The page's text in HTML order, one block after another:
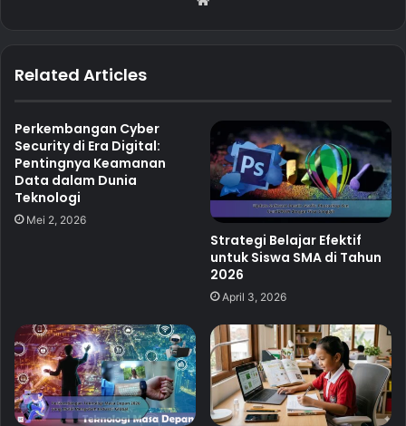
Related Articles
Perkembangan Cyber
Security di Era Digital:
Pentingnya Keamanan
Data dalam Dunia
Teknologi
Mei 2, 2026
Strategi Belajar Efektif
untuk Siswa SMA di Tahun
2026
April 3, 2026